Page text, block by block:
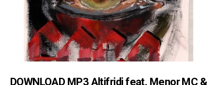
DOWNLOAD MP3 Altifridi feat. Menor MC &